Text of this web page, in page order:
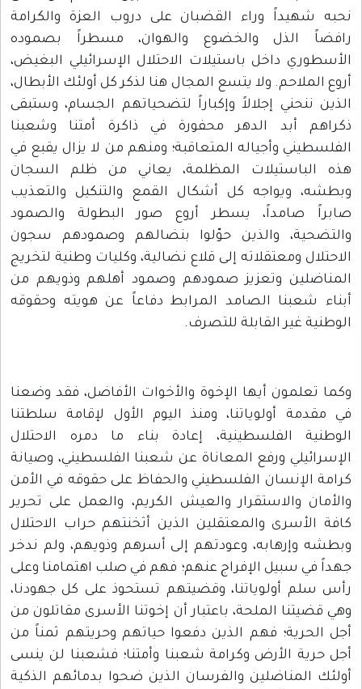
نحبه شهيداً وراء القضبان على دروب العزة والكرامة
رافضاً الذل والخضوع والهوان، مسطراً بصموده
الأسطوري داخل باستيلات الاحتلال الإسرائيلي البغيض،
أروع الملاحم. ولا يتسع المجال هنا لذكر كل أولئك الأبطال،
الذين ننحني إجلالاً وإكباراً لتضحياتهم الجسام، وستبقى
ذكراهم أبد الدهر محفورة في ذاكرة أمتنا وشعبنا
الفلسطيني وأجياله المتعاقبة؛ ومنهم من لا يزال يقبع في
هذه الباستيلات المظلمة، يعاني من ظلم السجان
وبطشه، ويواجه كل أشكال القمع والتنكيل والتعذيب
صابراً صامداً، يسطر أروع صور البطولة والصمود
والتضحية، والذين حوّلوا بنضالهم وصمودهم سجون
الاحتلال ومعتقلاته إلى قلاع نضالية، وكليات وطنية لتخريج
المناضلين وتعزيز صمودهم وصمود أهلهم وذويهم من
أبناء شعبنا الصامد المرابط دفاعاً عن هويته وحقوقه
الوطنية غير القابلة للتصرف.
وكما تعلمون أيها الإخوة والأخوات الأفاضل، فقد وضعنا
في مقدمة أولوياتنا، ومنذ اليوم الأول لإقامة سلطتنا
الوطنية الفلسطينية، إعادة بناء ما دمره الاحتلال
الإسرائيلي ورفع المعاناة عن شعبنا الفلسطيني، وصيانة
كرامة الإنسان الفلسطيني والحفاظ على حقوقه في الأمن
والأمان والاستقرار والعيش الكريم، والعمل على تحرير
كافة الأسرى والمعتقلين الذين أثخنتهم حراب الاحتلال
وبطشه وإرهابه، وعودتهم إلى أسرهم وذويهم، ولم ندخر
جهداً في سبيل الإفراج عنهم؛ فهم في صلب اهتمامنا وعلى
رأس سلم أولوياتنا، وقضيتهم تستحوذ على كل جهودنا،
وهي قضيتنا الملحة، باعتبار أن إخوتنا الأسرى مقاتلون من
أجل الحرية؛ فهم الذين دفعوا حياتهم وحريتهم ثمناً من
أجل حرية الأرض وكرامة شعبنا وأمتنا؛ فشعبنا لن ينسى
أولئك المناضلين والفرسان الذين ضحوا بدمائهم الذكية